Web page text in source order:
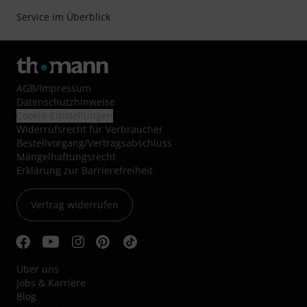
Service im Überblick
AGB/Impressum
Datenschutzhinweise
Widerrufsrecht für Verbraucher
Bestellvorgang/Vertragsabschluss
Mängelhaftungsrecht
Erklärung zur Barrierefreiheit
Vertrag widerrufen
Über uns
Jobs & Karriere
Blog